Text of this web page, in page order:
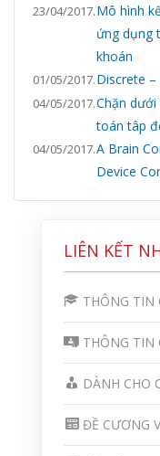
LIÊN KẾT
THÔNG TIN
THÔNG TIN
DÀNH CHO
ĐỀ CƯƠNG
23/04/2017.Mô hình
ứng dụng
khoán
01/05/2017.Discrete
04/05/2017.Chặn
toán tâp
04/05/2017.A Brain
Device